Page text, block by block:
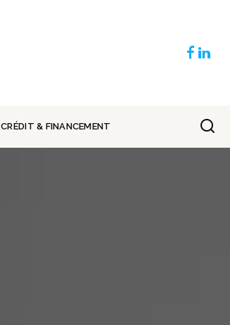
CRÉDIT & FINANCEMENT